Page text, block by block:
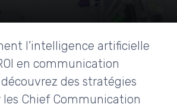
l’intelligence artificielle
en communication
des stratégies
Chief Communication